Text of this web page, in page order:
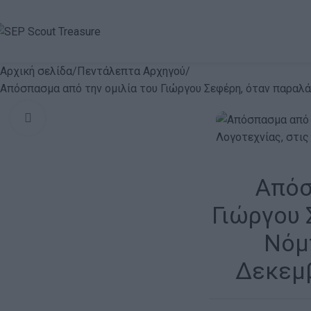
Αρχική σελίδα Πεντάλεπτα Αρχηγού
Απόσπασμα από την ομιλία του Γιώργου Σεφέρη, όταν